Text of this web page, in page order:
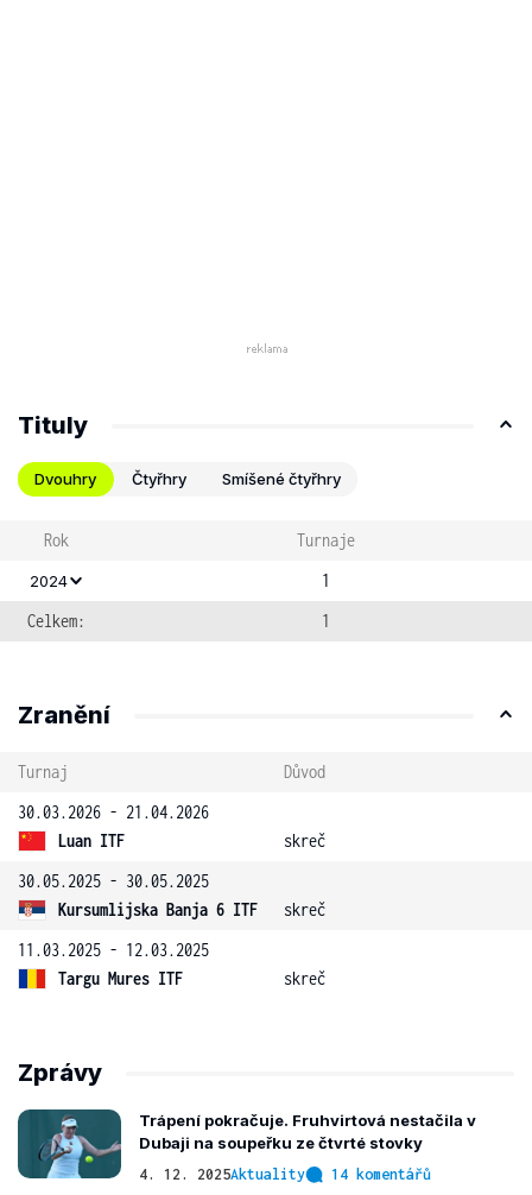
Tituly
Dvouhry Čtyřhry Smíšené čtyřhry
Rok Turnaje
2024
1
Celkem:
1
Zranění
Turnaj
Důvod
30.03.2026 - 21.04.2026
Luan ITF
skreč
30.05.2025 - 30.05.2025
Kursumlijska Banja 6 ITF
skreč
11.03.2025 - 12.03.2025
Targu Mures ITF
skreč
Zprávy
Trápení pokračuje. Fruhvirtová nestačila v
Dubaji na soupeřku ze čtvrté stovky
4. 12. 2025Aktuality 14 komentářů